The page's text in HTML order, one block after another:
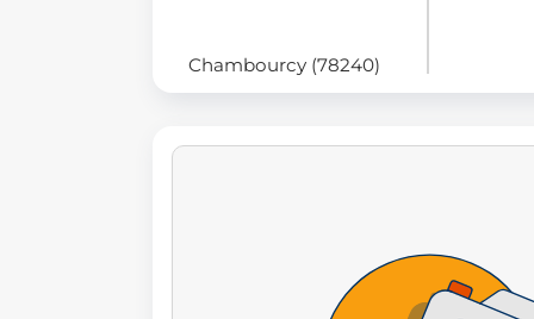
Chambourcy (78240)